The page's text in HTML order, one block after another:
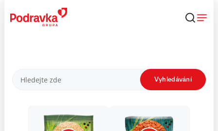
obsahu
Produkty Vyhledávání